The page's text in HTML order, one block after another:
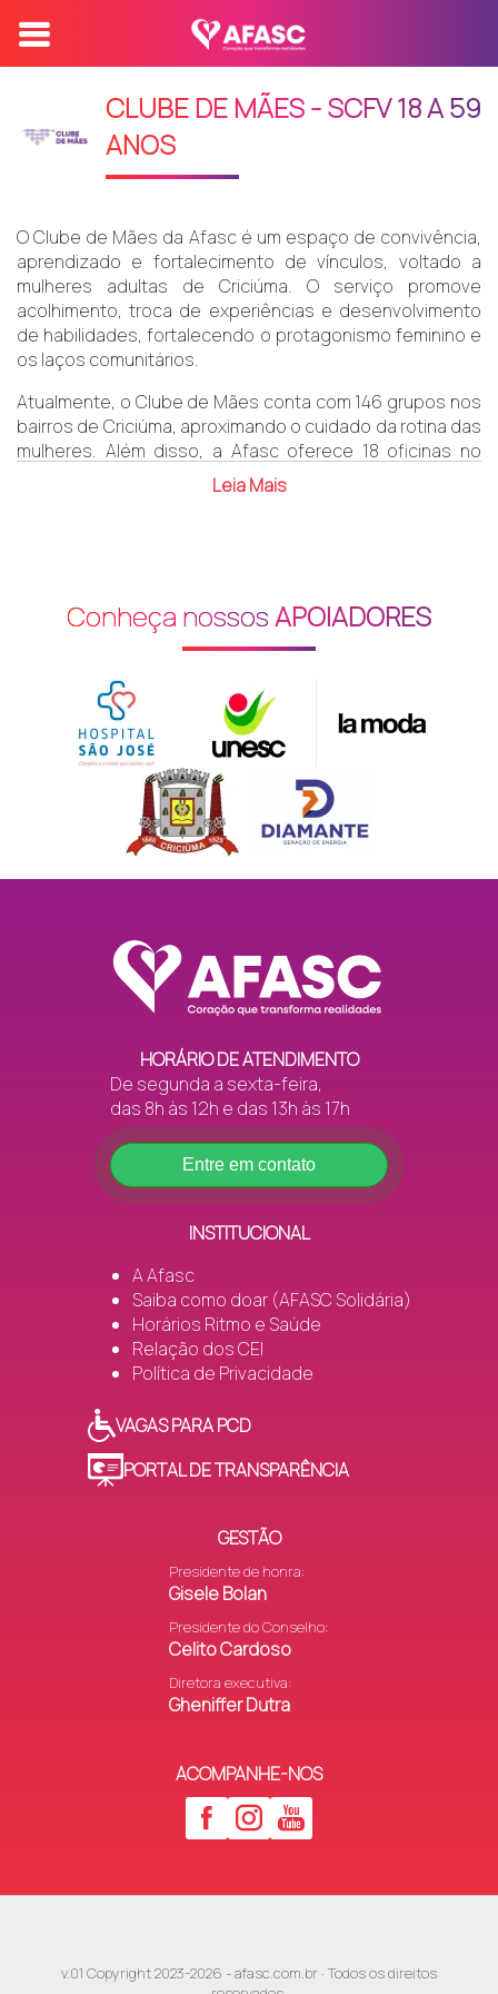
CLUBE DE MÃES - SCFV 18 A 59
ANOS
O Clube de Mães da Afasc é um espaço de convivência,
aprendizado e fortalecimento de vínculos, voltado a
mulheres adultas de Criciúma. O serviço promove
acolhimento, troca de experiências e desenvolvimento
de habilidades, fortalecendo o protagonismo feminino e
os laços comunitários.
Atualmente, o Clube de Mães conta com 146 grupos nos
bairros de Criciúma, aproximando o cuidado da rotina das
mulheres. Além disso, a Afasc oferece 18 oficinas no
Parque das Nações, com atividades voltadas ao
artesanato, criatividade e fortalecimento pessoal, como
Como participar
Podem participar mulheres acima de 18 anos, conforme
critérios do Serviço de Convivência e Fortalecimento de
Vínculos (SCFV). As interessadas em participar das
atividades devem procurar o grupo do seu bairro e
apresentar cópias dos seguintes documentos:
Identidade (RG), CPF e comprovante de residência. Nas
oficinas realizadas no Parque das Nações, a participação
também é aberta a homens com idade acima de 18 anos.
Horário de funcionamento:de segunda a sexta-feira,
das 8h às 12h e das 13h às 17h
(48) 99651-0611
Coordenadora: Juliane Manganelli Pinto Colonetti
transformação, reforçando o compromisso da Afasc
com as mulheres e com a comunidade.
Ana Maria
Amor Perfeito (CC)
Flor do Campo (SI)
Fênix
Leia Mais
Conheça nossosAPOIADORES
HORÁRIO DE ATENDIMENTO
De segunda a sexta-feira,
das 8h às 12h e das 13h às 17h
Entre em contato
INSTITUCIONAL
A Afasc
Saiba como doar (AFASC Solidária)
Horários Ritmo e Saúde
Relação dos CEI
Política de Privacidade
VAGAS PARA PCD
PORTAL DE TRANSPARÊNCIA
GESTÃO
Presidente de honra:
Gisele Bolan
Presidente do Conselho:
Celito Cardoso
Diretora executiva:
Gheniffer Dutra
ACOMPANHE-NOS
v.01 Copyright 2023-2026 - afasc.com.br · Todos os direitos